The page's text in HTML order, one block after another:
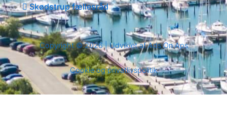
Skødstrup fællesråd
Copyright © 2026 | Udviklet af Ads On Aps
Cookie og privatlivspolitik